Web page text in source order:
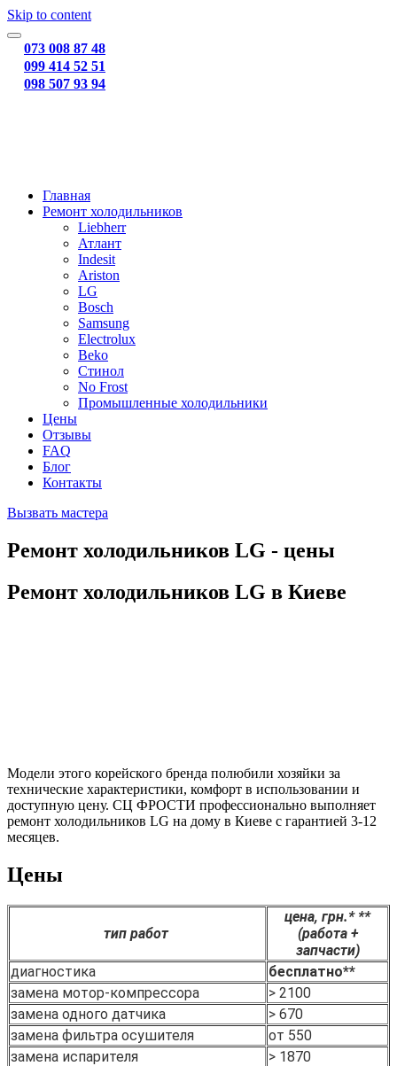
Skip to content
073 008 87 48
099 414 52 51
098 507 93 94
Главная
Ремонт холодильников
Liebherr
Атлант
Indesit
Ariston
LG
Bosch
Samsung
Electrolux
Beko
Стинол
No Frost
Промышленные холодильники
Цены
Отзывы
FAQ
Блог
Контакты
Вызвать мастера
Ремонт холодильников LG - цены
Ремонт холодильников LG в Киеве
Модели этого корейского бренда полюбили хозяйки за
технические характеристики, комфорт в использовании и
доступную цену. СЦ ФРОСТИ профессионально выполняет
ремонт холодильников LG на дому в Киеве с гарантией 3-12
месяцев.
Цены
тип работ
цена, грн.* **
(работа +
запчасти)
диагностика
бесплатно**
замена мотор-компрессора
> 2100
замена одного датчика
> 670
замена фильтра осушителя
от 550
замена испарителя
> 1870